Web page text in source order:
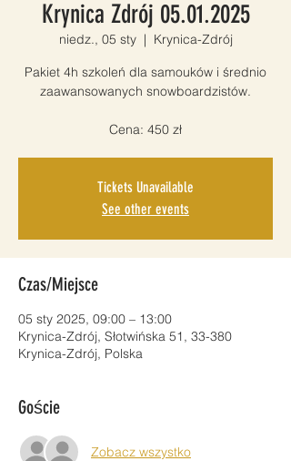
Krynica Zdrój 05.01.2025
niedz., 05 sty
  |
Krynica-Zdrój
Pakiet 4h szkoleń dla samouków i średnio
zaawansowanych snowboardzistów.
Cena: 450 zł
Tickets Unavailable
See other events
Czas/Miejsce
05 sty 2025, 09:00 – 13:00
Krynica-Zdrój, Słotwińska 51, 33-380
Krynica-Zdrój, Polska
Goście
Zobacz wszystko